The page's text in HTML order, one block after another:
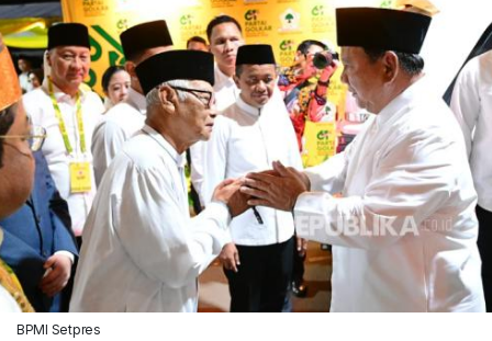
BPMI Setpres